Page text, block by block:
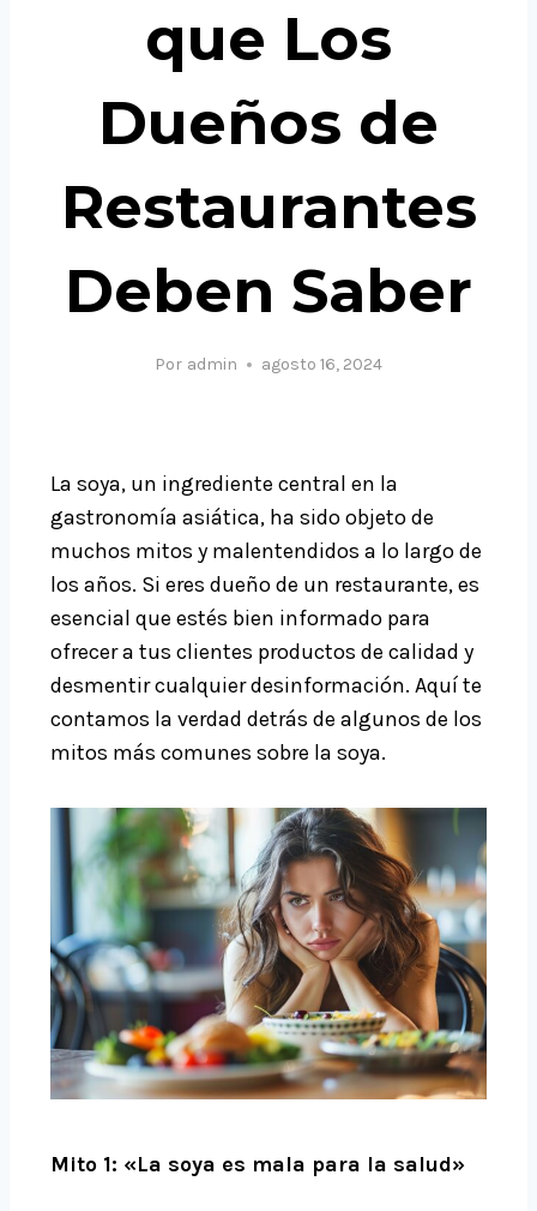
que Los
Dueños de
Restaurantes
Deben Saber
Por admin agosto 16, 2024
La soya, un ingrediente central en la
gastronomía asiática, ha sido objeto de
muchos mitos y malentendidos a lo largo de
los años. Si eres dueño de un restaurante, es
esencial que estés bien informado para
ofrecer a tus clientes productos de calidad y
desmentir cualquier desinformación. Aquí te
contamos la verdad detrás de algunos de los
mitos más comunes sobre la soya.
Mito 1: «La soya es mala para la salud»